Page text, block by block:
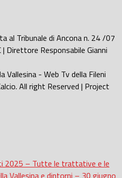
al Tribunale di Ancona n. 24 /07
Direttore Responsabile Gianni
Vallesina - Web Tv della Fileni
All right Reserved | Project
2025 – Tutte le trattative e le